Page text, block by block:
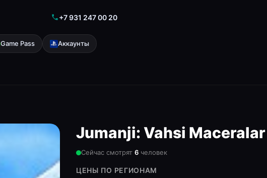
+7 931 247 00 20
Game Pass Аккаунты
Jumanji: Vahsi Maceralar
Сейчас смотрят 6 человек
ЦЕНЫ ПО РЕГИОНАМ